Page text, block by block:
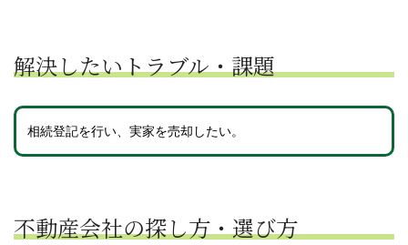
解決したいトラブル・課題
相続登記を行い、実家を売却したい。
不動産会社の探し方・選び方